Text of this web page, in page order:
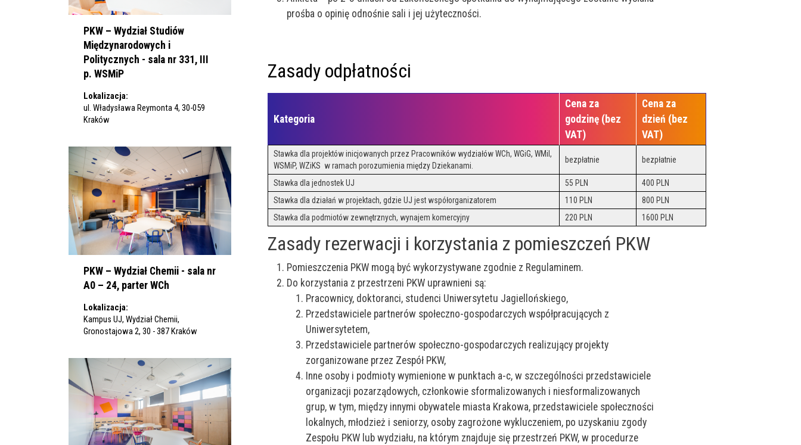
prośba o opinię odnośnie sali i jej użyteczności.
Zasady odpłatności
Kategoria
Cena za
godzinę (bez
VAT)
Cena za
dzień (bez
VAT)
Stawka dla projektów inicjowanych przez Pracowników wydziałów WCh, WGiG, WMiI,
WSMiP, WZiKS w ramach porozumienia między Dziekanami.
bezpłatnie bezpłatnie
Stawka dla jednostek UJ 55 PLN
400 PLN
Stawka dla działań w projektach, gdzie UJ jest współorganizatorem
110 PLN
800 PLN
Stawka dla podmiotów zewnętrznych, wynajem komercyjny
220 PLN 1600 PLN
Zasady rezerwacji i korzystania z pomieszczeń PKW
Pomieszczenia PKW mogą być wykorzystywane zgodnie z Regulaminem.
Do korzystania z przestrzeni PKW uprawnieni są:
Pracownicy, doktoranci, studenci Uniwersytetu Jagiellońskiego,
Przedstawiciele partnerów społeczno-gospodarczych współpracujących z
Uniwersytetem,
Przedstawiciele partnerów społeczno-gospodarczych realizujący projekty
zorganizowane przez Zespół PKW,
Inne osoby i podmioty wymienione w punktach a-c, w szczególności przedstawiciele
organizacji pozarządowych, członkowie sformalizowanych i niesformalizowanych
grup, w tym, między innymi obywatele miasta Krakowa, przedstawiciele społeczności
lokalnych, młodzież i seniorzy, osoby zagrożone wykluczeniem, po uzyskaniu zgody
Zespołu PKW lub wydziału, na którym znajduje się przestrzeń PKW, w procedurze
PKW – Wydział Studiów
Międzynarodowych i
Politycznych - sala nr 331, III
p. WSMiP
Lokalizacja:
ul. Władysława Reymonta 4, 30-059
Kraków
PKW – Wydział Chemii - sala nr
A0 – 24, parter WCh
Lokalizacja:
Kampus UJ, Wydział Chemii,
Gronostajowa 2, 30 - 387 Kraków